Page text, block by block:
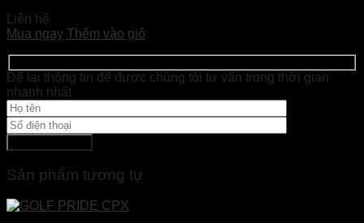
Liên hệ
Mua ngay Thêm vào giỏ
Để lại thông tin để được chúng tôi tư vấn trong thời gian
nhanh nhất
Sản phẩm tương tự